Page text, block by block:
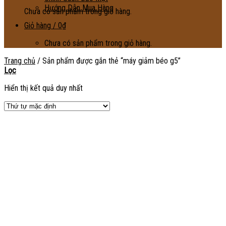
Chưa có sản phẩm trong giỏ hàng.
Hướng Dẫn Mua Hàng
Giỏ hàng / 0₫
Chưa có sản phẩm trong giỏ hàng.
Trang chủ / Sản phẩm được gắn thẻ “máy giảm béo g5”
Lọc
Hiển thị kết quả duy nhất